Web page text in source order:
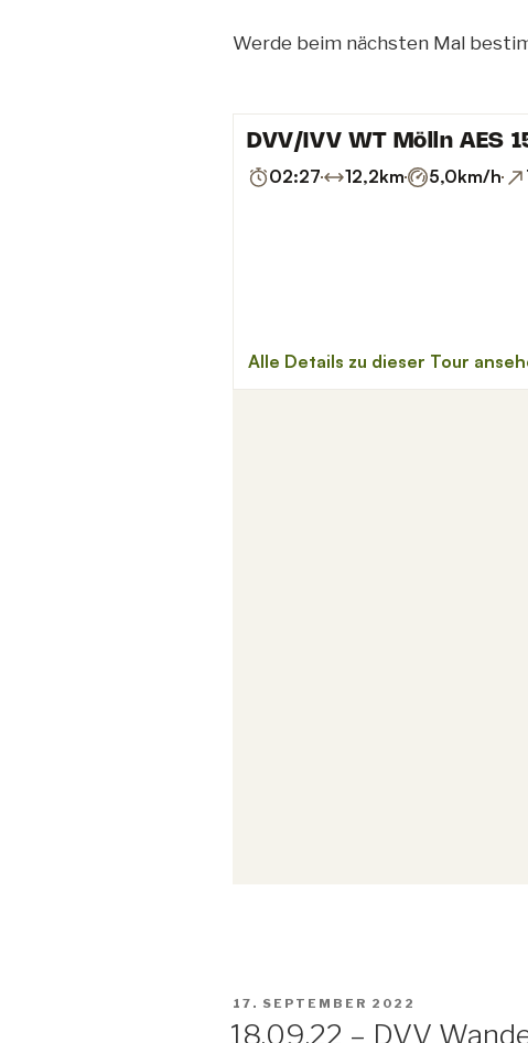
Werde beim nächsten Mal
VERÖFFENTLICHT
17. SEPTEMBER 2022
18.09.22 – DVV